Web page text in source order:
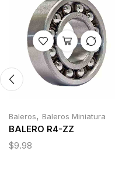
Baleros, Baleros Miniatura
BALERO R4-ZZ
$9.98